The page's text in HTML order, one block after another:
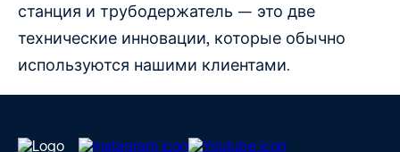
станция и трубодержатель — это две
технические инновации, которые обычно
используются нашими клиентами.